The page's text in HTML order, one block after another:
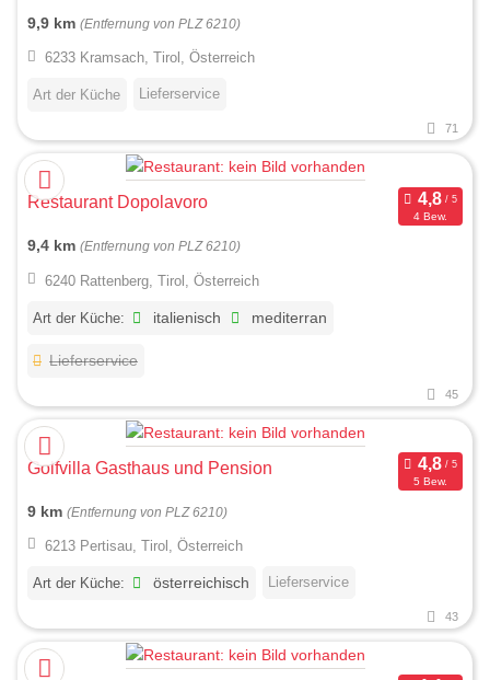
9,9 km (Entfernung von PLZ 6210)
6233 Kramsach, Tirol, Österreich
Art der Küche Lieferservice
71
Restaurant Dopolavoro
4 Bew.
9,4 km (Entfernung von PLZ 6210)
6240 Rattenberg, Tirol, Österreich
Art der Küche: italienisch mediterran
Lieferservice
45
Golfvilla Gasthaus und Pension
5 Bew.
9 km (Entfernung von PLZ 6210)
6213 Pertisau, Tirol, Österreich
Art der Küche: österreichisch Lieferservice
43